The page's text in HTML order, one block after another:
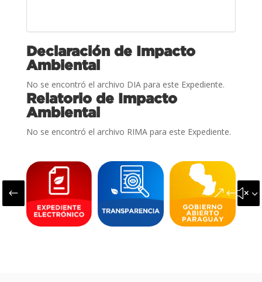
Declaración de Impacto
Ambiental
No se encontró el archivo DIA para este Expediente.
Relatorio de Impacto
Ambiental
No se encontró el archivo RIMA para este Expediente.
#